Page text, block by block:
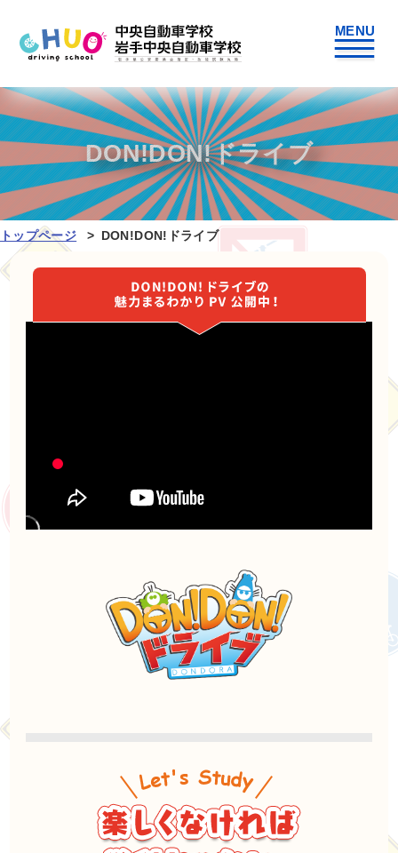
DON!DON!ドライブ
トップページ DON!DON!ドライブ